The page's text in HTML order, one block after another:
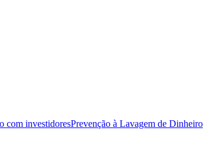
com investidoresPrevenção à Lavagem de Dinheiro